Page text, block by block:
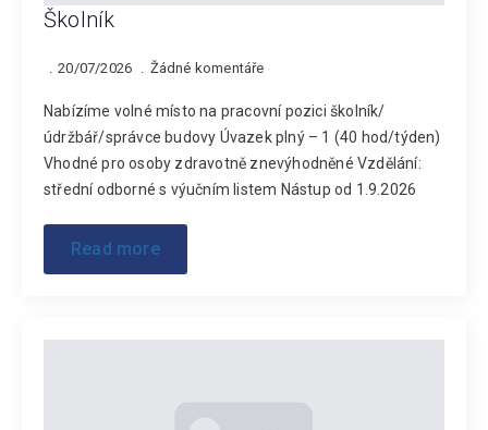
Školník
20/07/2026 Žádné komentáře
Nabízíme volné místo na pracovní pozici školník/
údržbář/správce budovy Úvazek plný – 1 (40 hod/týden)
Vhodné pro osoby zdravotně znevýhodněné Vzdělání:
střední odborné s výučním listem Nástup od 1.9.2026
Read more